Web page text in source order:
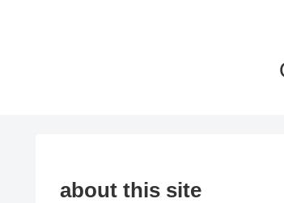
about this site